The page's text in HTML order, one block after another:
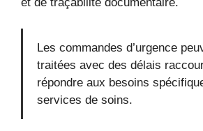
Les commandes d’urgence
traitées avec des délais
répondre aux besoins
services de soins.